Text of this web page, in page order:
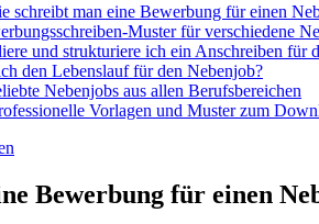
schreibt man eine Bewerbung für einen
Muster für verschiedene
und strukturiere ich ein Anschreiben für
den Lebenslauf für den Nebenjob?
Nebenjobs aus allen Berufsbereichen
Vorlagen und Muster zum
Bewerbung für einen